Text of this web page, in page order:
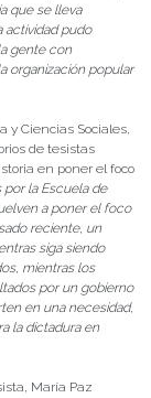
que se lleva
actividad pudo
gente con
organización popular
y Ciencias Sociales,
de tesistas
en poner el foco
por la Escuela de
a poner el foco
reciente, un
siga siendo
mientras los
por un gobierno
en una necesidad,
la dictadura en
María Paz